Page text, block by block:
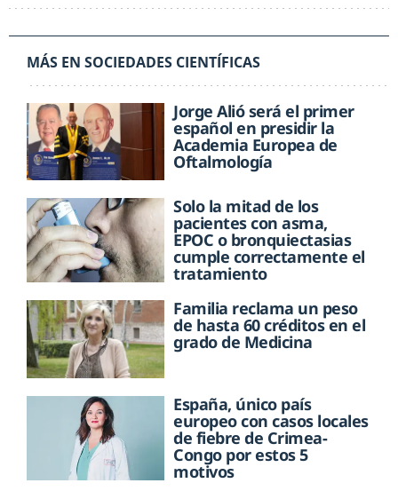
MÁS EN SOCIEDADES CIENTÍFICAS
Jorge Alió será el primer
español en presidir la
Academia Europea de
Oftalmología
Solo la mitad de los
pacientes con asma,
EPOC o bronquiectasias
cumple correctamente el
tratamiento
Familia reclama un peso
de hasta 60 créditos en el
grado de Medicina
España, único país
europeo con casos locales
de fiebre de Crimea-
Congo por estos 5
motivos